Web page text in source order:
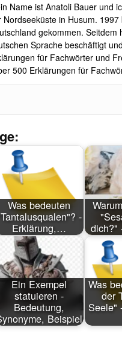
Name ist Anatoli Bauer und
Nordseeküste in Husum.
gekommen.
Sprache beschäftigt
für Fachwörter und
500 Erklärungen für
Was bedeuten
-
Erklärung,… dich?"
Ein Exempel
statuieren -
Bedeutung,
Beispiel
Was
der
Seele"